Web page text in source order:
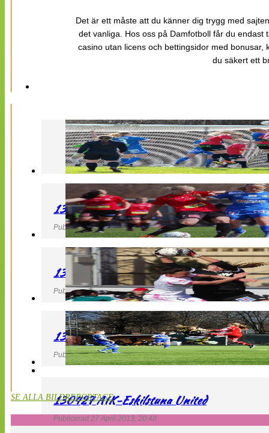
Det är ett måste att du känner dig trygg med
det vanliga. Hos oss på Damfotboll får du
casino utan licens och bettingsidor med
du säkert ett
130427 LB 07 – QBIK
Publicerad 27 April 2013, 22:40
130427 IF Limhamn Bunkeflo – QBIK
Publicerad 27 April 2013, 21:10
130427 LdB FC Malmö – Mallbackens IF
Publicerad 27 April 2013, 20:54
130427 AIK-Eskilstuna United
Publicerad 27 April 2013, 20:48
SE ALLA BILDREPORTAGE